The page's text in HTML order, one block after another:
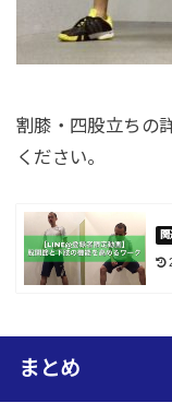
割膝・四股立ちの
ください。
まとめ